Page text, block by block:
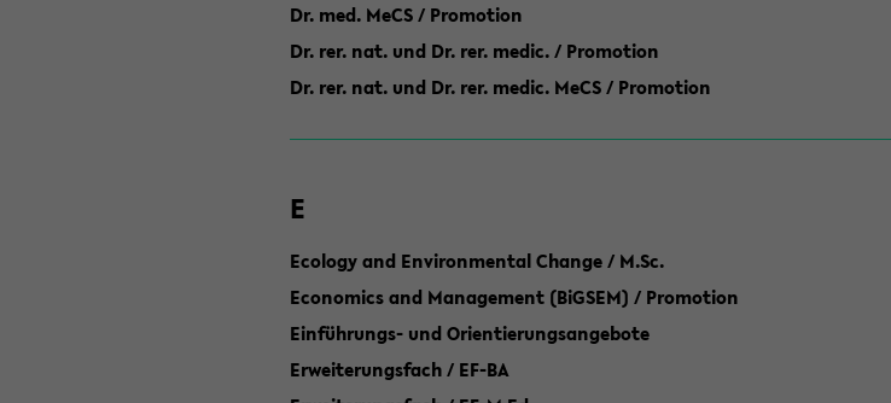
Dr. med. MeCS / Promotion
Dr. rer. nat. und Dr. rer. medic. / Promotion
Dr. rer. nat. und Dr. rer. medic. MeCS / Promotion
E
Ecology and Environmental Change / M.Sc.
Economics and Management (BiGSEM) / Promotion
Einführungs- und Orientierungsangebote
Erweiterungsfach / EF-BA